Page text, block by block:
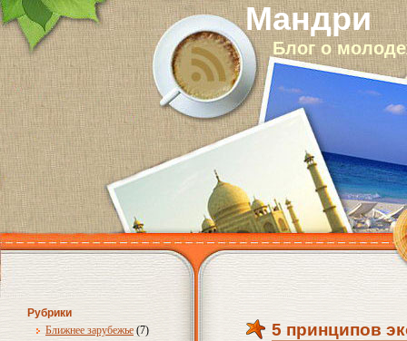
Мандри
Блог о
Рубрики
Ближнее зарубежье (7)
5 принципов